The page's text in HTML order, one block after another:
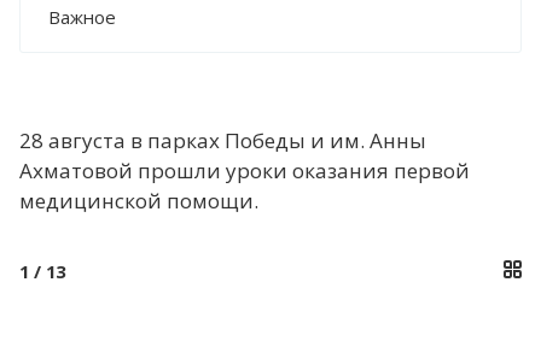
Важное
28 августа в парках Победы и им. Анны
Ахматовой прошли уроки оказания первой
медицинской помощи.
1 / 13
ПРЕСС-ЦЕНТР
ИНФОГРАФИКА
МЕРОПРИЯТИЯ